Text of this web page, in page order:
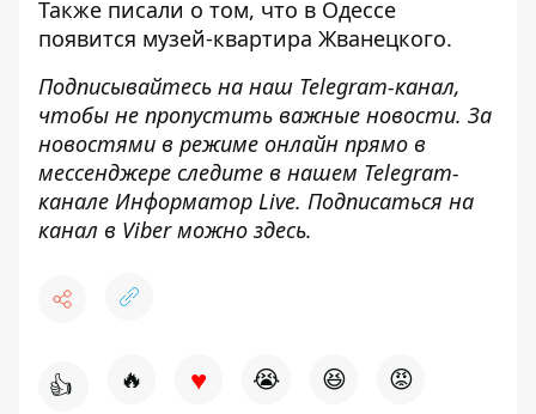
Также писали о том, что в Одессе
появится музей-квартира Жванецкого.
Подписывайтесь на наш Telegram-канал,
чтобы не пропустить важные новости. За
новостями в режиме онлайн прямо в
мессенджере следите в нашем Telegram-
канале Информатор Live. Подписаться на
канал в Viber можно здесь.
👍 🔥 ♥ 😭 😆 😡